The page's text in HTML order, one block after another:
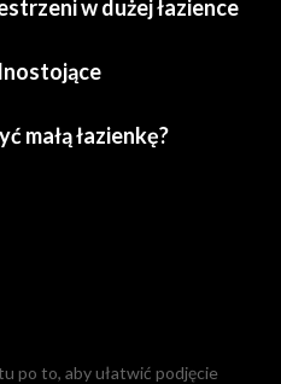
w dużej łazience
małą łazienkę?
po to, aby ułatwić podjęcie